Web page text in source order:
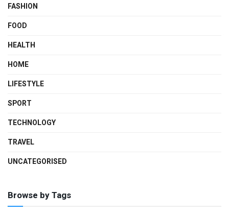
FASHION
FOOD
HEALTH
HOME
LIFESTYLE
SPORT
TECHNOLOGY
TRAVEL
UNCATEGORISED
Browse by Tags